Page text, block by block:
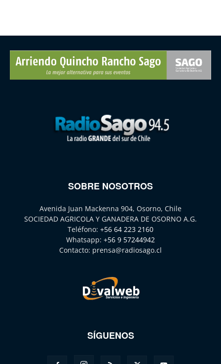
SOBRE NOSOTROS
Avenida Juan Mackenna 904, Osorno, Chile
SOCIEDAD AGRICOLA Y GANADERA DE OSORNO A.G.
Teléfono: +56 64 223 2160
Whatsapp: +56 9 57244942
Contacto: prensa@radiosago.cl
SÍGUENOS